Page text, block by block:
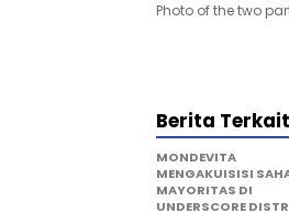
Photo of the two
Berita Terkait
MONDEVITA
MENGAKUISISI
MAYORITAS DI
UNDERSCORE